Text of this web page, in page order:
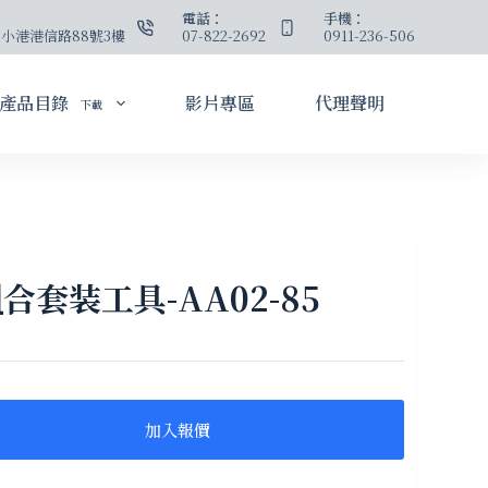
港港信路88號3樓
電話：
07-822-2692
手機：
0911-236-506
品目錄 下載 影片專區 代理聲明
套装工具-AA02-85
加入報價